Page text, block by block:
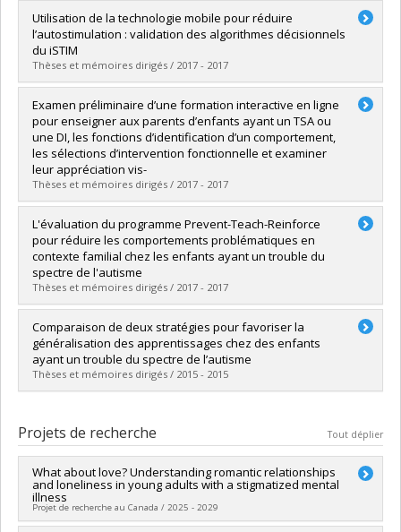
Diplômé(e) : Saade, Sabine
Cycle :Doctorat
Diplôme obtenu :
Lien vers le document dans Papyrus
Utilisation de la technologie mobile pour réduire
l’autostimulation : validation des algorithmes décisionnels
du iSTIM
Thèses et mémoires dirigés / 2017 - 2017
Diplômé(e) :Préfontaine, Isabelle
Cycle :Maîtrise
Diplôme obtenu :M. Sc.
Lien vers le document dans Papyrus
Examen préliminaire d’une formation interactive en ligne
pour enseigner aux parents d’enfants ayant un TSA ou
une DI, les fonctions d’identification d’un comportement,
les sélections d’intervention fonctionnelle et examiner
leur appréciation vis-
Thèses et mémoires dirigés / 2017 - 2017
Diplômé(e) :Marleau, Brigitte
Cycle :Maîtrise
Diplôme obtenu :M. Sc.
Lien vers le document dans Papyrus
L'évaluation du programme Prevent-Teach-Reinforce
pour réduire les comportements problématiques en
contexte familial chez les enfants ayant un trouble du
spectre de l'autisme
Thèses et mémoires dirigés / 2017 - 2017
Diplômé(e) :Argumedes Charles, Malena
Cycle :Doctorat
Diplôme obtenu :Ph. D.
Lien vers le document dans Papyrus
Comparaison de deux stratégies pour favoriser la
généralisation des apprentissages chez des enfants
ayant un trouble du spectre de l’autisme
Thèses et mémoires dirigés / 2015 - 2015
Cycle : Maîtrise
Diplôme obtenu :M. Sc.
Lien vers le document dans Papyrus
Projets de recherche Tout déplier
What about love? Understanding romantic relationships
and loneliness in young adults with a stigmatized mental
illness
Projet de recherche au Canada / 2025 - 2029